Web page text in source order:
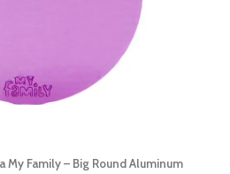
My Family – Big Round Aluminum